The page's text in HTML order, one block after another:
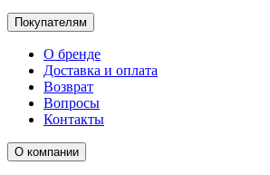
Покупателям
О бренде
Доставка и оплата
Возврат
Вопросы
Контакты
О компании